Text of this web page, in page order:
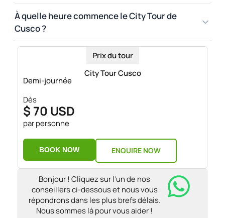
À quelle heure commence le City Tour de
Cusco ?
Prix du tour
City Tour Cusco
Demi-journée
Dès
$ 70 USD
par personne
BOOK NOW ENQUIRE NOW
Bonjour ! Cliquez sur l’un de nos
conseillers ci-dessous et nous vous
répondrons dans les plus brefs délais.
Nous sommes là pour vous aider !